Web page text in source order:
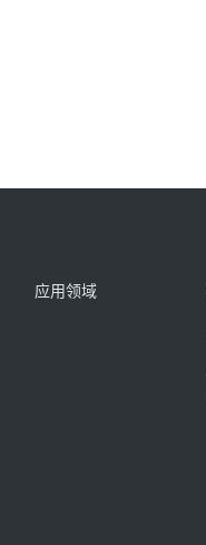
应用领域